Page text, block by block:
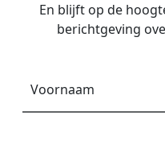
En blijft op de
berichtgeving